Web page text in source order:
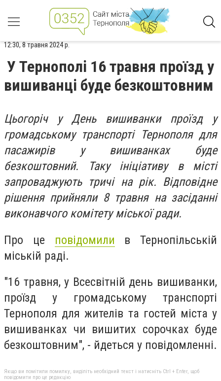
12:30, 8 травня 2024 р.
У Тернополі 16 травня проїзд у
вишиванці буде безкоштовним
Цьогоріч у День вишиванки проїзд у
громадському транспорті Тернополя для
пасажирів у вишиванках буде
безкоштовний. Таку ініціативу в місті
запроваджують тричі на рік. Відповідне
рішення прийняли 8 травня на засіданні
виконавчого комітету міської ради.
Про це повідомили в Тернопільській
міській раді.
"16 травня, у Всесвітній день вишиванки,
проїзд у громадському транспорті
Тернополя для жителів та гостей міста у
вишиванках чи вишитих сорочках буде
безкоштовним", - йдеться у повідомленні.
Якщо ви помітили помилку, виділіть необхідний текст і натисніть Ctrl + Enter, щоб
повідомити про це редакцію